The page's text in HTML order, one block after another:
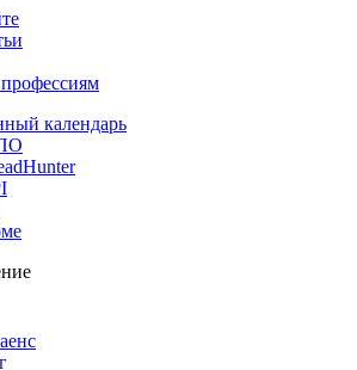
календарь